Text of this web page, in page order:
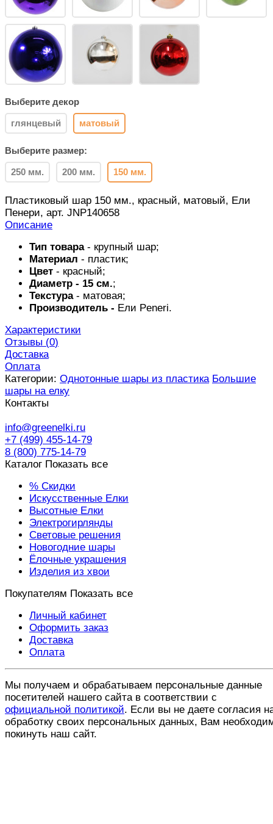
Выберите декор
глянцевый матовый
Выберите размер:
250 мм. 200 мм. 150 мм.
Пластиковый шар 150 мм., красный, матовый, Ели
Пенери, арт. JNP140658
Описание
Тип товара - крупный шар;
Материал - пластик;
Цвет - красный;
Диаметр - 15 см.;
Текстура - матовая;
Производитель - Ели Peneri.
Характеристики
Отзывы (0)
Доставка
Оплата
Категории: Однотонные шары из пластика Большие
шары на елку
Контакты
info@greenelki.ru
+7 (499) 455-14-79
8 (800) 775-14-79
Каталог Показать все
% Скидки
Искусственные Елки
Высотные Елки
Электрогирлянды
Световые решения
Новогодние шары
Ёлочные украшения
Изделия из хвои
Покупателям Показать все
Личный кабинет
Оформить заказ
Доставка
Оплата
Мы получаем и обрабатываем персональные данные
посетителей нашего сайта в соответствии с
официальной политикой. Если вы не даете согласия
обработку своих персональных данных, Вам
покинуть наш сайт.